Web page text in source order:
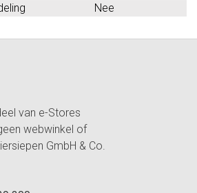
Nee
van e-Stores
webwinkel of
GmbH & Co.